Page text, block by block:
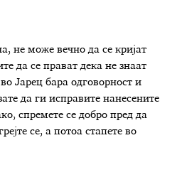
не може вечно да се кријат
да се прават дека не знаат
Јарец бара одговорност и
да ги исправите нанесените
спремете се добро пред да
се, а потоа стапете во